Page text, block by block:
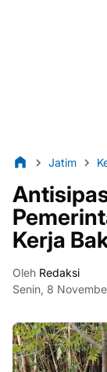
Jatim
Kerja
Oleh Redaksi
Senin, 8